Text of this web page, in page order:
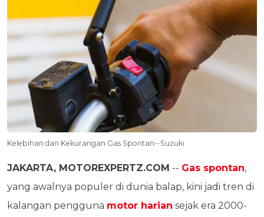
Kelebihan dan Kekurangan Gas Spontan--Suzuki
JAKARTA, MOTOREXPERTZ.COM -- Gas spontan,
yang awalnya populer di dunia balap, kini jadi tren di
kalangan pengguna motor harian sejak era 2000-